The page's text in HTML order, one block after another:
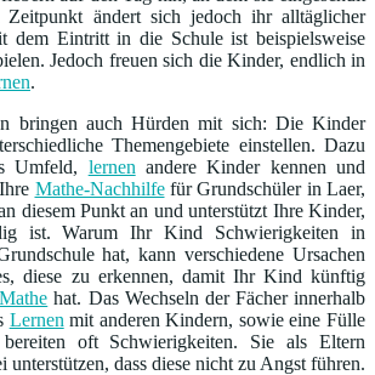
Zeitpunkt ändert sich jedoch ihr alltäglicher
dem Eintritt in die Schule ist beispielsweise
Jedoch freuen sich die Kinder, endlich in
.
bringen auch Hürden mit sich: Die Kinder
Themengebiete einstellen. Dazu
Umfeld, lernen andere Kinder kennen und
Mathe-Nachhilfefür Grundschüler in Laer,
diesem Punkt an und unterstützt Ihre Kinder,
ist. Warum Ihr Kind Schwierigkeiten in
hat, kann verschiedene Ursachen
diese zu erkennen, damit Ihr Kind künftig
Mathe hat. Das Wechseln der Fächer innerhalb
Lernen mit anderen Kindern, sowie eine Fülle
oft Schwierigkeiten. Sie als Eltern
dass diese nicht zu Angst führen.